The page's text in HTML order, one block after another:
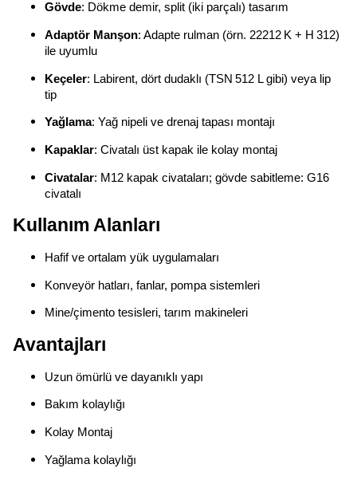
Gövde: Dökme demir, split (iki parçalı) tasarım
Adaptör Manşon: Adapte rulman (örn. 22212 K + H 312)
ile uyumlu
Keçeler: Labirent, dört dudaklı (TSN 512 L gibi) veya lip
tip
Yağlama: Yağ nipeli ve drenaj tapası montajı
Kapaklar: Civatalı üst kapak ile kolay montaj
Civatalar: M12 kapak civataları; gövde sabitleme: G16
civatalı
Kullanım Alanları
Hafif ve ortalam yük uygulamaları
Konveyör hatları, fanlar, pompa sistemleri
Mine/çimento tesisleri, tarım makineleri
Avantajları
Uzun ömürlü ve dayanıklı yapı
Bakım kolaylığı
Kolay Montaj
Yağlama kolaylığı